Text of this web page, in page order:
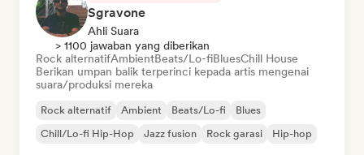
Sgravone
Ahli Suara
> 1100 jawaban yang diberikan
Rock alternatifAmbientBeats/Lo-fiBluesChill House
Berikan umpan balik terperinci kepada artis mengenai
suara/produksi mereka
Rock alternatif Ambient Beats/Lo-fi
Blues
Chill/Lo-fi Hip-Hop
Jazz fusion Rock garasi Hip-hop